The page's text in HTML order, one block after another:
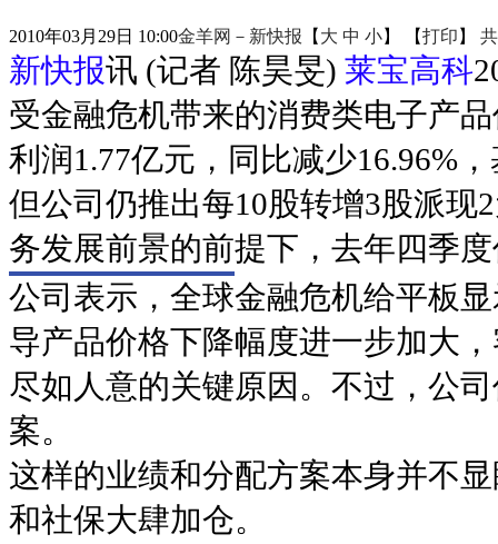
2010年03月29日 10:00金羊网－新快报 【 大 中 小】 【打印 】
新快报讯 (记者 陈昊旻) 莱宝高科
受金融危机带来的消费类电子产
利润1.77亿元，同比减少16.96%
但公司仍推出每10股转增3股派现
务发展前景的前提下，去年四季
公司表示，全球金融危机给平板
导产品价格下降幅度进一步加大
尽如人意的关键原因。不过，公
案。
这样的业绩和分配方案本身并不
和社保大肆加仓。